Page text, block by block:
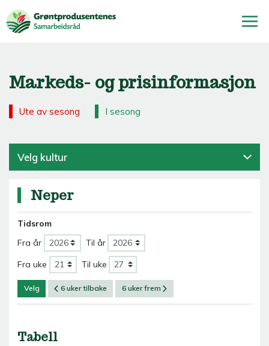
Markeds- og prisinformasjon
Ute av sesong I sesong
Velg kultur
Neper
Tidsrom
Fra år
Til år
Fra uke Til uke
Velg 6 uker tilbake 6 uker frem
Tabell